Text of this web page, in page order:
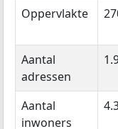
Oppervlakte
Aantal
adressen
Aantal
inwoners